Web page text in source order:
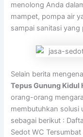
menolong Anda
mampet, pompa air
sampai sanitasi yang
Selain berita
Tepus Gunung
orang-orang
membutuhkan solusi
sebagai berikut :
Sedot WC